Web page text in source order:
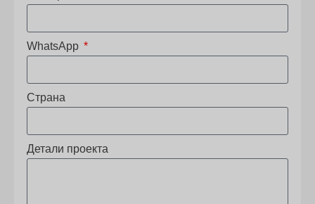
WhatsApp
Страна
Детали проекта